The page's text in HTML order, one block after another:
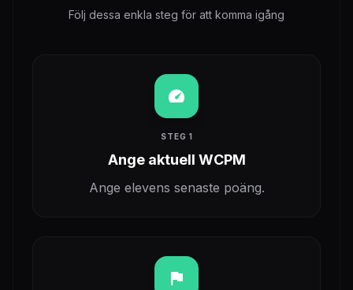
Följ dessa enkla steg för att komma igång
speed
STEG 1
Ange aktuell WCPM
Ange elevens senaste poäng.
flag